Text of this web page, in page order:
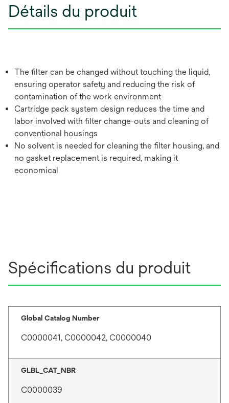
Détails du produit
The filter can be changed without touching the liquid,
ensuring operator safety and reducing the risk of
contamination of the work environment
Cartridge pack system design reduces the time and
labor involved with filter change-outs and cleaning of
conventional housings
No solvent is needed for cleaning the filter housing, and
no gasket replacement is required, making it
economical
Spécifications du produit
Global Catalog Number
C0000041, C0000042, C0000040
GLBL_CAT_NBR
C0000039